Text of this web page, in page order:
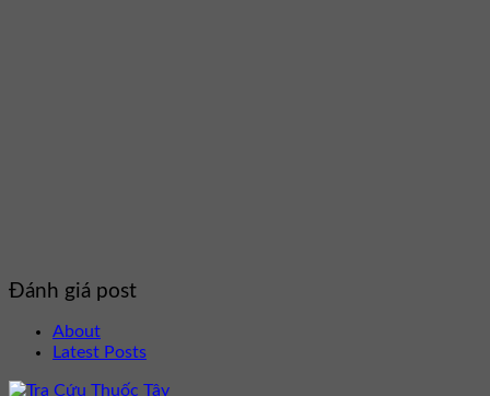
Đánh giá post
About
Latest Posts